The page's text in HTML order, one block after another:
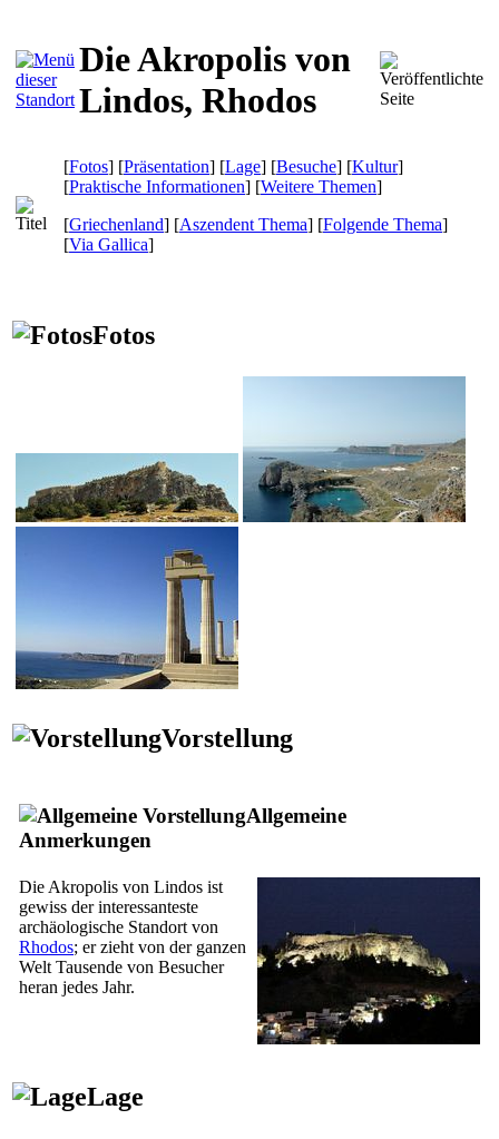
Die Akropolis von
Lindos, Rhodos
[Fotos] [Präsentation] [Lage] [Besuche] [Kultur]
[Praktische Informationen] [Weitere Themen]
[Griechenland] [Aszendent Thema] [Folgende Thema]
[Via Gallica]
Fotos
Vorstellung
Allgemeine
Anmerkungen
Die Akropolis von Lindos ist
gewiss der interessanteste
archäologische Standort von
Rhodos; er zieht von der ganzen
Welt Tausende von Besucher
heran jedes Jahr.
Lage